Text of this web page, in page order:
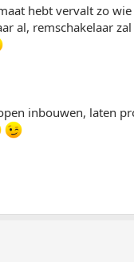
hebt vervalt zo wie
al, remschakelaar
inbouwen, laten